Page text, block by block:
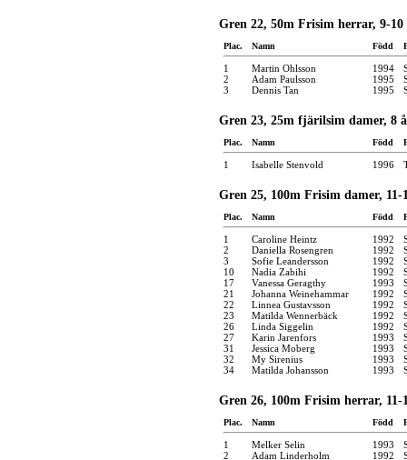
Gren 22, 50m Frisim herrar, 9-10
Plac. Namn Född
1 Martin Ohlsson 1994
2
Adam Paulsson 1995
3
Dennis Tan 1995
Gren 23, 25m fjärilsim damer, 8
Plac. Namn Född
1 Isabelle Stenvold 1996
Gren 25, 100m Frisim damer, 11-
Plac. Namn Född
1 Caroline Heintz 1992
2
Daniella Rosengren 1992
3
Sofie Leandersson 1992
10
Nadia Zabihi 1992
17
Vanessa Geragthy 1993
21
Johanna Weinehammar 1992
22
Linnea Gustavsson 1992
23
Matilda Wennerbäck 1992
26
Linda Siggelin 1992
27
Karin Jarenfors 1993
31
Jessica Moberg 1993
32
My Sirenius 1993
34
Matilda Johansson 1993
Gren 26, 100m Frisim herrar, 11-
Plac. Namn Född
1 Melker Selin 1993
2
Adam Linderholm 1992